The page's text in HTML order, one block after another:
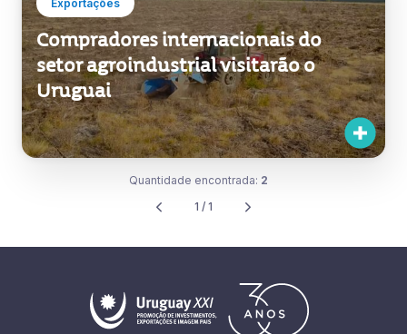
Exportações
Compradores internacionais do
setor agroindustrial visitarão o
Uruguai
Quantidade encontrada: 2
1 / 1